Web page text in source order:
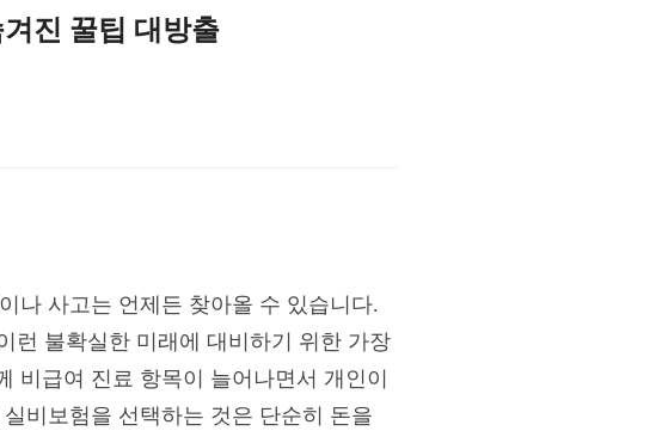
진 꿀팁 대방출
나 사고는 언제든 찾아올 수 있습니다.
런 불확실한 미래에 대비하기 위한 가장
비급여 진료 항목이 늘어나면서 개인이
비보험을 선택하는 것은 단순히 돈을